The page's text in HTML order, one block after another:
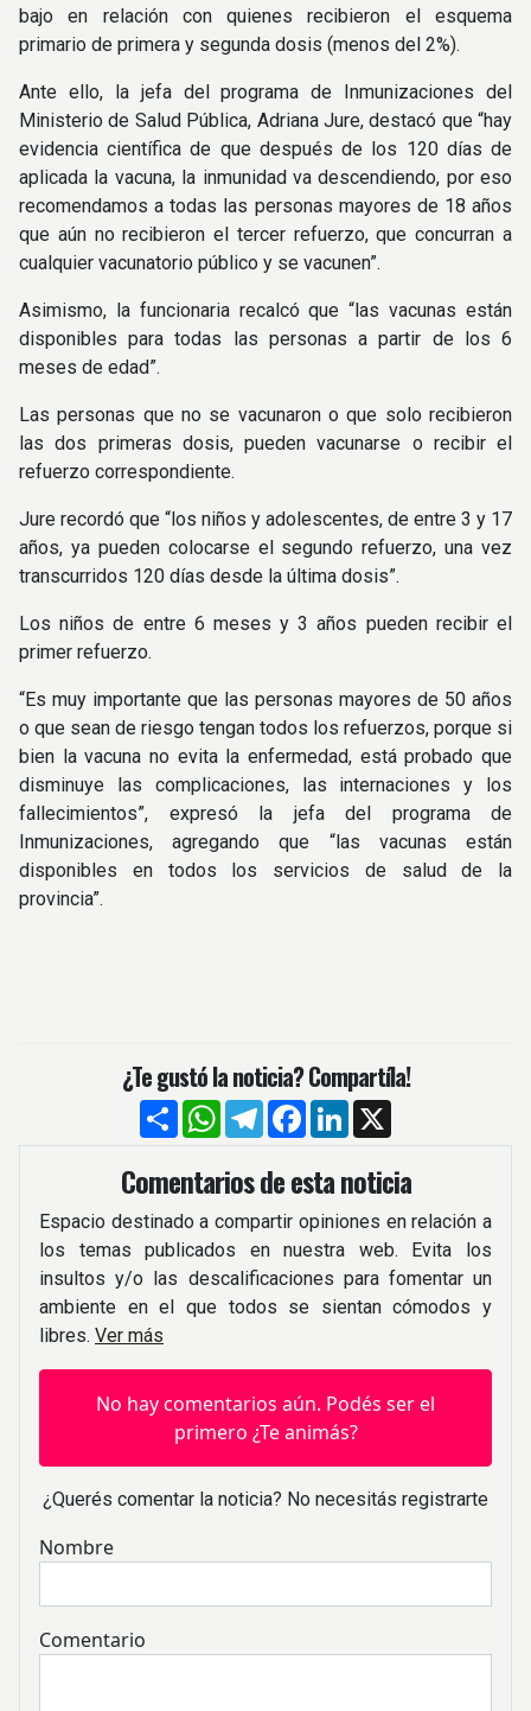
bajo en relación con quienes recibieron el esquema
primario de primera y segunda dosis (menos del 2%).
Ante ello, la jefa del programa de Inmunizaciones del
Ministerio de Salud Pública, Adriana Jure, destacó que “hay
evidencia científica de que después de los 120 días de
aplicada la vacuna, la inmunidad va descendiendo, por eso
recomendamos a todas las personas mayores de 18 años
que aún no recibieron el tercer refuerzo, que concurran a
cualquier vacunatorio público y se vacunen”.
Asimismo, la funcionaria recalcó que “las vacunas están
disponibles para todas las personas a partir de los 6
meses de edad”.
Las personas que no se vacunaron o que solo recibieron
las dos primeras dosis, pueden vacunarse o recibir el
refuerzo correspondiente.
Jure recordó que “los niños y adolescentes, de entre 3 y 17
años, ya pueden colocarse el segundo refuerzo, una vez
transcurridos 120 días desde la última dosis”.
Los niños de entre 6 meses y 3 años pueden recibir el
primer refuerzo.
“Es muy importante que las personas mayores de 50 años
o que sean de riesgo tengan todos los refuerzos, porque si
bien la vacuna no evita la enfermedad, está probado que
disminuye las complicaciones, las internaciones y los
fallecimientos”, expresó la jefa del programa de
Inmunizaciones, agregando que “las vacunas están
disponibles en todos los servicios de salud de la
provincia”.
¿Te gustó la noticia? Compartíla!
CompartirWhatsApp
TelegramFacebook
LinkedIn
Comentarios de esta noticia
Espacio destinado a compartir opiniones en relación a
los temas publicados en nuestra web. Evita los
insultos y/o las descalificaciones para fomentar un
ambiente en el que todos se sientan cómodos y
libres. Ver más
No hay comentarios aún. Podés ser el
primero ¿Te animás?
¿Querés comentar la noticia? No necesitás registrarte
Nombre
Comentario